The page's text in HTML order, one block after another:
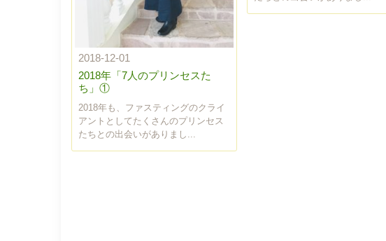
2018-12-01
2018年「7人のプリンセスた
ち」①
2018年も、ファスティングのクライ
アントとしてたくさんのプリンセス
たちとの出会いがありまし...